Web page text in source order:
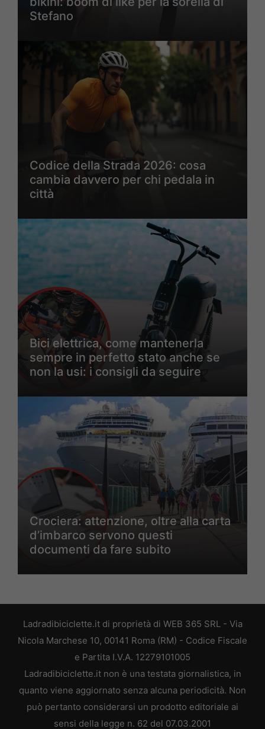
Stefano
Codice della Strada 2026: cosa
cambia davvero per chi pedala in
città
Bici elettrica, come mantenerla
sempre in perfetto stato anche se
non la usi: i consigli da seguire
Crociera: attenzione, oltre alla carta
d’imbarco servono questi
documenti da fare subito
Ladradibiciclette.it di proprietà di WEB 365 SRL - Via
Nicola Marchese 10, 00141 Roma (RM) - Codice Fiscale
e Partita I.V.A. 12279101005
Ladradibiciclette.it non è una testata giornalistica, in
quanto viene aggiornato senza alcuna periodicità. Non
può pertanto considerarsi un prodotto editoriale ai
sensi della legge n. 62 del 07.03.2001